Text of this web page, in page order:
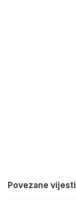
Povezane vijesti